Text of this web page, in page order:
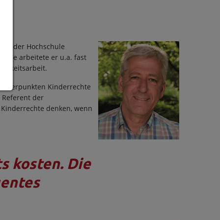
der Hochschule
arbeitete er u.a. fast
Kinderrechte
der
denken, wenn
kosten. Die